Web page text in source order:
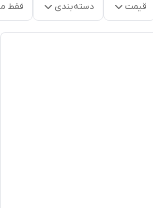
قیمت دسته‌بندی فقط